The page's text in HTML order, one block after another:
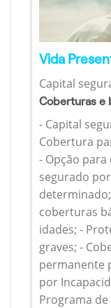
Vida
Capital
Coberturas e
- Capital
Cobertura
- Opção
segurado
coberturas
idades; -
graves; -
permanente
por
Programa